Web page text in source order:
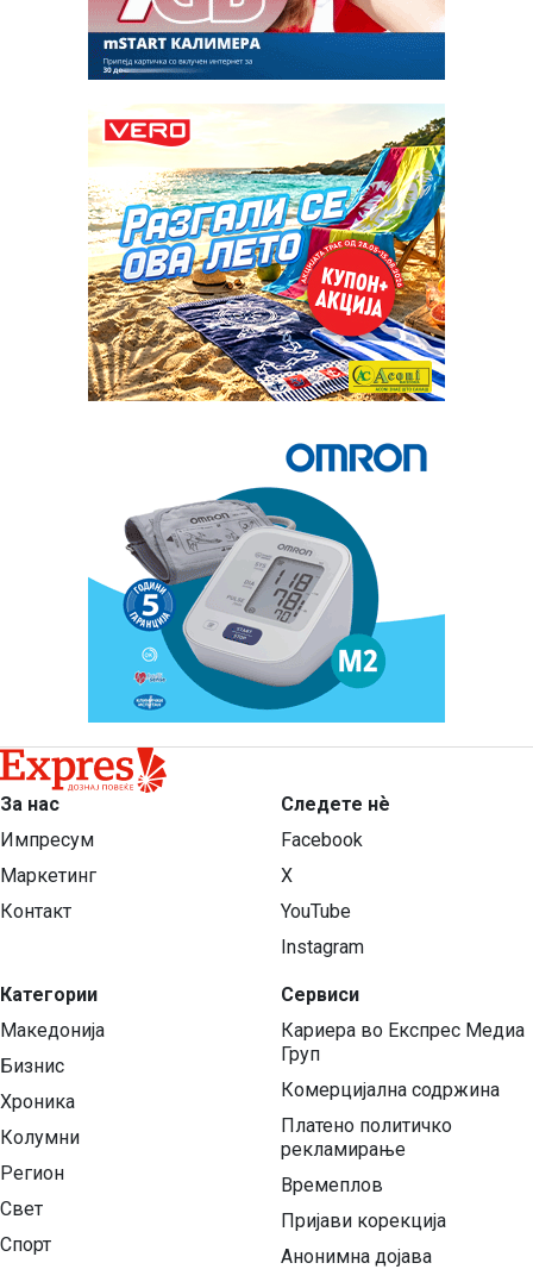
За нас
Импресум
Маркетинг
Контакт
Категории
Македонија
Бизнис
Хроника
Колумни
Регион
Свет
Спорт
Следете нѐ
Facebook
X
YouTube
Instagram
Сервиси
Кариера во Експрес Медиа
Груп
Комерцијална содржина
Платено политичко
рекламирање
Времеплов
Пријави корекција
Анонимна дојава